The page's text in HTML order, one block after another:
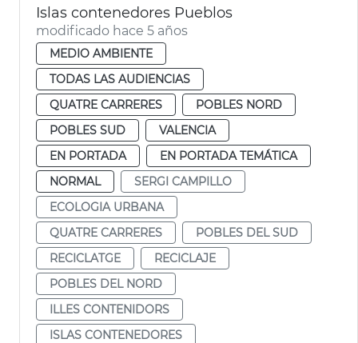
Islas contenedores Pueblos
modificado hace 5 años
MEDIO AMBIENTE
TODAS LAS AUDIENCIAS
QUATRE CARRERES
POBLES NORD
POBLES SUD
VALENCIA
EN PORTADA
EN PORTADA TEMÁTICA
NORMAL
SERGI CAMPILLO
ECOLOGIA URBANA
QUATRE CARRERES
POBLES DEL SUD
RECICLATGE
RECICLAJE
POBLES DEL NORD
ILLES CONTENIDORS
ISLAS CONTENEDORES